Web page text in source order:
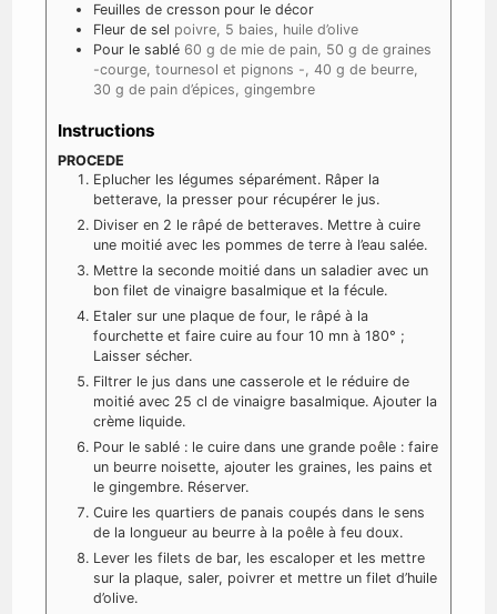
Feuilles de cresson pour le décor
Fleur de sel poivre, 5 baies, huile d’olive
Pour le sablé 60 g de mie de pain, 50 g de graines
-courge, tournesol et pignons -, 40 g de beurre,
30 g de pain d’épices, gingembre
Instructions
PROCEDE
Eplucher les légumes séparément. Râper la
betterave, la presser pour récupérer le jus.
Diviser en 2 le râpé de betteraves. Mettre à cuire
une moitié avec les pommes de terre à l’eau salée.
Mettre la seconde moitié dans un saladier avec un
bon filet de vinaigre basalmique et la fécule.
Etaler sur une plaque de four, le râpé à la
fourchette et faire cuire au four 10 mn à 180° ;
Laisser sécher.
Filtrer le jus dans une casserole et le réduire de
moitié avec 25 cl de vinaigre basalmique. Ajouter la
crème liquide.
Pour le sablé : le cuire dans une grande poêle : faire
un beurre noisette, ajouter les graines, les pains et
le gingembre. Réserver.
Cuire les quartiers de panais coupés dans le sens
de la longueur au beurre à la poêle à feu doux.
Lever les filets de bar, les escaloper et les mettre
sur la plaque, saler, poivrer et mettre un filet d’huile
d’olive.